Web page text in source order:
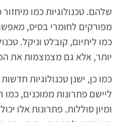
שלהם. טכנולוגיות כמו
מפורקים לחומרי בסיס,
כמו ליתיום, קובלט וניקל.
יותר, אלא גם מצמצמות את
כמו כן, ישנן טכנולוגיות
ליישם פתרונות ממוכנים, כמו
ומיון סוללות. פתרונות אלו